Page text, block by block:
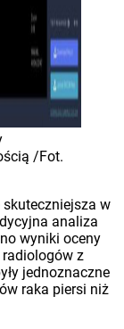
/Fot.
w
analiza
wyniki oceny
z
jednoznaczne
raka piersi niż